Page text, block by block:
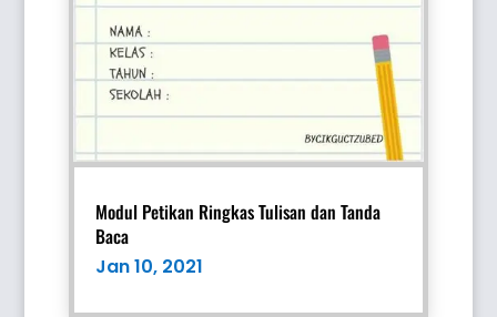
Modul Petikan Ringkas Tulisan dan Tanda
Baca
Jan 10, 2021